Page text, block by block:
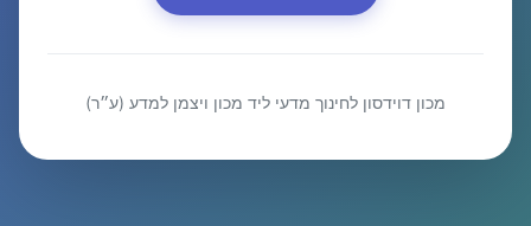
מכון דוידסון לחינוך מדעי ליד מכון ויצמן למדע (ע״ר)